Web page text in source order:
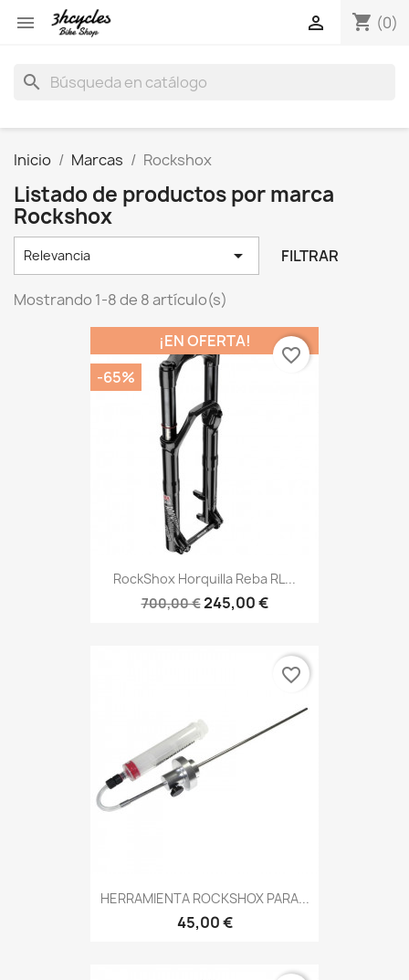
 shopping_cart (0)

search
Inicio Marcas Rockshox
Listado de productos por marca
Rockshox
Relevancia  FILTRAR
Mostrando 1-8 de 8 artículo(s)
RockShox Horquilla Reba RL...
700,00 €245,00 €
¡EN OFERTA!
-65%
favorite_border
HERRAMIENTA ROCKSHOX PARA...
45,00 €
favorite_border